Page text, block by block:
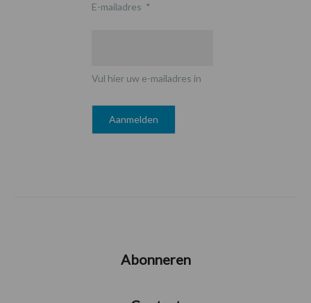
E-mailadres *
Vul hier uw e-mailadres in
Abonneren